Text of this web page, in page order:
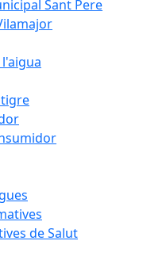
Sant Pere
de Salut